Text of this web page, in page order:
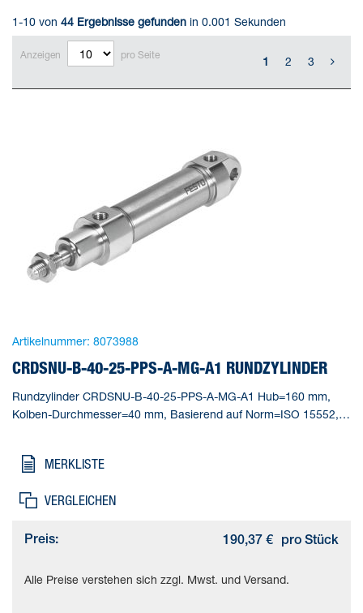
1-10 von 44 Ergebnisse gefunden in 0.001 Sekunden
Anzeigen pro Seite 1 2 3
Artikelnummer: 8073988
CRDSNU-B-40-25-PPS-A-MG-A1 RUNDZYLINDER
Rundzylinder CRDSNU-B-40-25-PPS-A-MG-A1 Hub=160 mm,
Kolben-Durchmesser=40 mm, Basierend auf Norm=ISO 15552,
MERKLISTE
VERGLEICHEN
Preis: 190,37 € pro Stück
Alle Preise verstehen sich zzgl. Mwst. und Versand.